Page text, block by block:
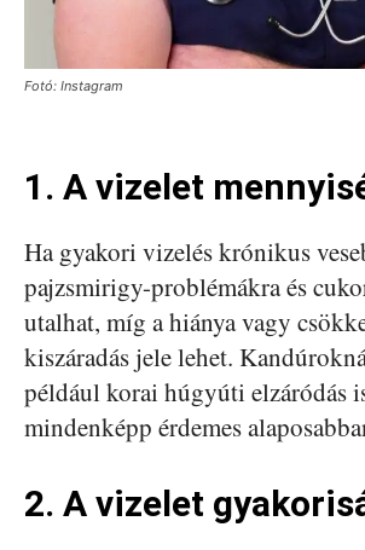
Fotó: Instagram
1. A vizelet
Ha gyakori vizelés krónikus
pajzsmirigy-problémákra és
utalhat, míg a hiánya vagy
kiszáradás jele lehet.
például korai húgyúti elzáródás
mindenképp érdemes
2. A vizelet